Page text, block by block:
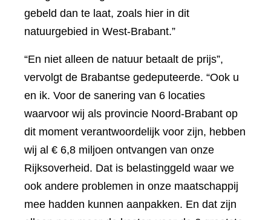
gebeld dan te laat, zoals hier in dit
natuurgebied in West-Brabant.”
“En niet alleen de natuur betaalt de prijs”,
vervolgt de Brabantse gedeputeerde. “Ook u
en ik. Voor de sanering van 6 locaties
waarvoor wij als provincie Noord-Brabant op
dit moment verantwoordelijk voor zijn, hebben
wij al € 6,8 miljoen ontvangen van onze
Rijksoverheid. Dat is belastinggeld waar we
ook andere problemen in onze maatschappij
mee hadden kunnen aanpakken. En dat zijn